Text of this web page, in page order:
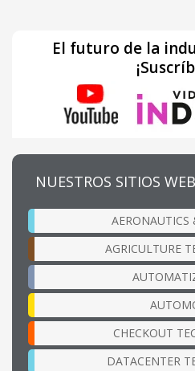
El futuro de la
NUESTROS SITIOS
AERONAUTICS
AGRICULTURE
CHECKOUT
DATACENTER